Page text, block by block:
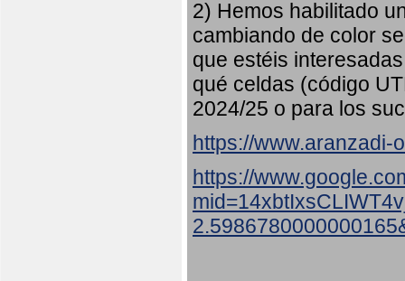
2) Hemos habilitado
cambiando de color
que estéis
qué celdas (código
2024/25 o para los
https://www.aranzadi-
https://